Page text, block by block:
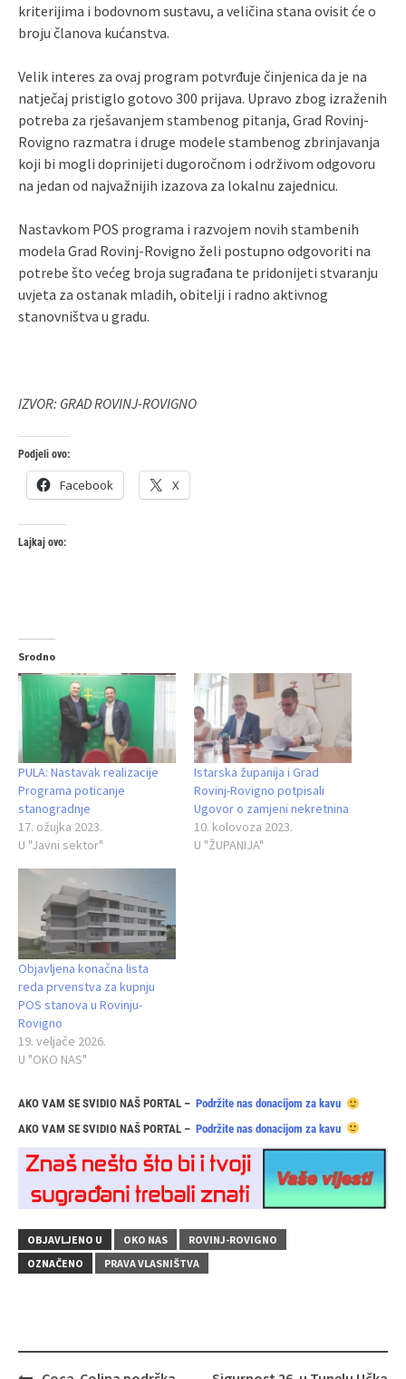
kriterijima i bodovnom sustavu, a veličina stana ovisit će o
broju članova kućanstva.
Velik interes za ovaj program potvrđuje činjenica da je na
natječaj pristiglo gotovo 300 prijava. Upravo zbog izraženih
potreba za rješavanjem stambenog pitanja, Grad Rovinj-
Rovigno razmatra i druge modele stambenog zbrinjavanja
koji bi mogli doprinijeti dugoročnom i održivom odgovoru
na jedan od najvažnijih izazova za lokalnu zajednicu.
Nastavkom POS programa i razvojem novih stambenih
modela Grad Rovinj-Rovigno želi postupno odgovoriti na
potrebe što većeg broja sugrađana te pridonijeti stvaranju
uvjeta za ostanak mladih, obitelji i radno aktivnog
stanovništva u gradu.
IZVOR: GRAD ROVINJ-ROVIGNO
Podjeli ovo:
Facebook X
Lajkaj ovo:
Srodno
PULA: Nastavak realizacije
Programa poticanje
stanogradnje
17. ožujka 2023.
U "Javni sektor"
Istarska županija i Grad
Rovinj-Rovigno potpisali
Ugovor o zamjeni nekretnina
10. kolovoza 2023.
U "ŽUPANIJA"
Objavljena konačna lista
reda prvenstva za kupnju
POS stanova u Rovinju-
Rovigno
19. veljače 2026.
U "OKO NAS"
AKO VAM SE SVIDIO NAŠ PORTAL – Podržite nas donacijom za kavu
AKO VAM SE SVIDIO NAŠ PORTAL – Podržite nas donacijom za kavu
OBJAVLJENO U OKO NAS
ROVINJ-ROVIGNO
OZNAČENO
PRAVA VLASNIŠTVA